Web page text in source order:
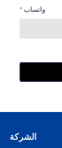
واتساب
الشركة